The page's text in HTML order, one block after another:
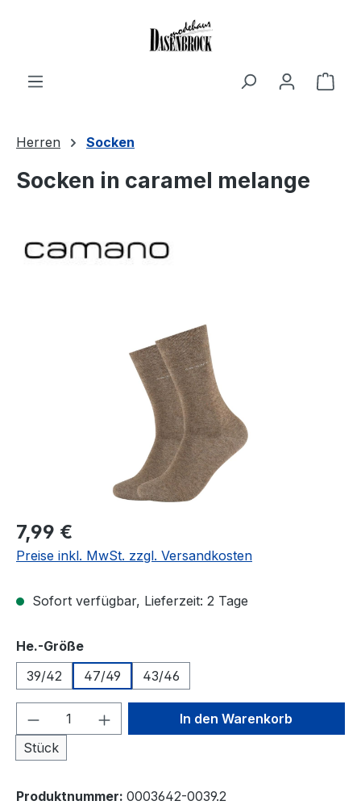
Herren Socken
Socken in caramel melange
Bildergalerie überspringen
Regulärer Preis:
7,99 €
Preise inkl. MwSt. zzgl. Versandkosten
Sofort verfügbar, Lieferzeit: 2 Tage
He.-Größeauswählen
39/42
47/49 43/46
Produkt Anzahl: Gib den
Stück
In den Warenkorb
Produktnummer: 0003642-0039.2